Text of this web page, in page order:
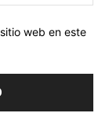
web en este